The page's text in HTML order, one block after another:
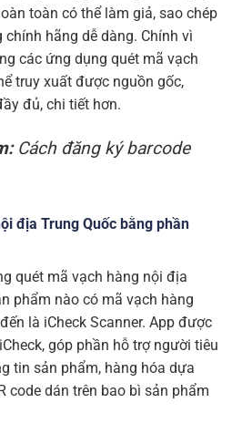
toàn có thể làm giả, sao chép
hãng dễ dàng. Chính vì
các ứng dụng quét mã vạch
truy xuất được nguồn gốc,
đủ, chi tiết hơn.
Cách đăng ký barcode
địa Trung Quốc bằng phần
quét mã vạch hàng nội địa
phẩm nào có mã vạch hàng
là iCheck Scanner. App được
góp phần hỗ trợ người tiêu
tin sản phẩm, hàng hóa dựa
code dán trên bao bì sản phẩm